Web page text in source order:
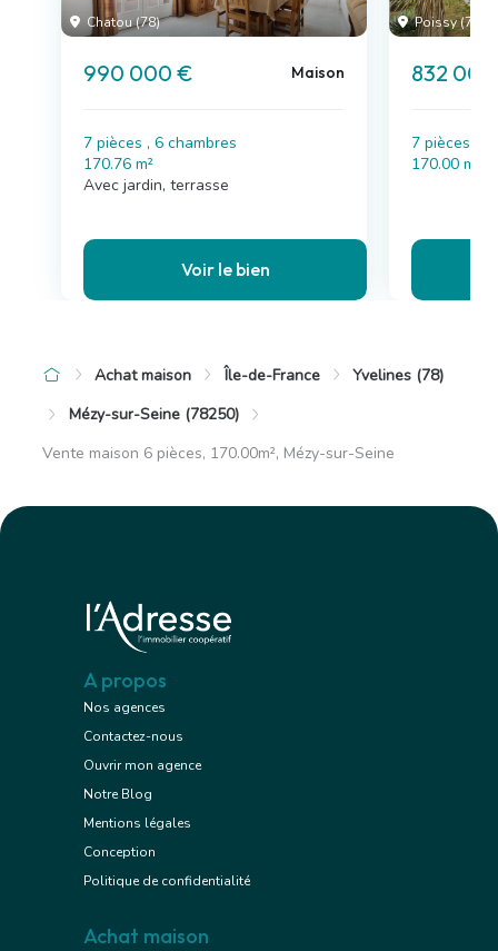
Chatou (78)
990 000 € Maison
7 pièces , 6 chambres
170.76 m²
Avec jardin, terrasse
Voir le bien
Poissy (78)
832
7 pièces , 5
170.00 m²
Achat maison Île-de-France
Yvelines (78)
Mézy-sur-Seine (78250)
Vente maison 6 pièces, 170.00m², Mézy-sur-Seine
A propos
Nos agences
Contactez-nous
Ouvrir mon agence
Notre Blog
Mentions légales
Conception
Politique de confidentialité
Achat maison